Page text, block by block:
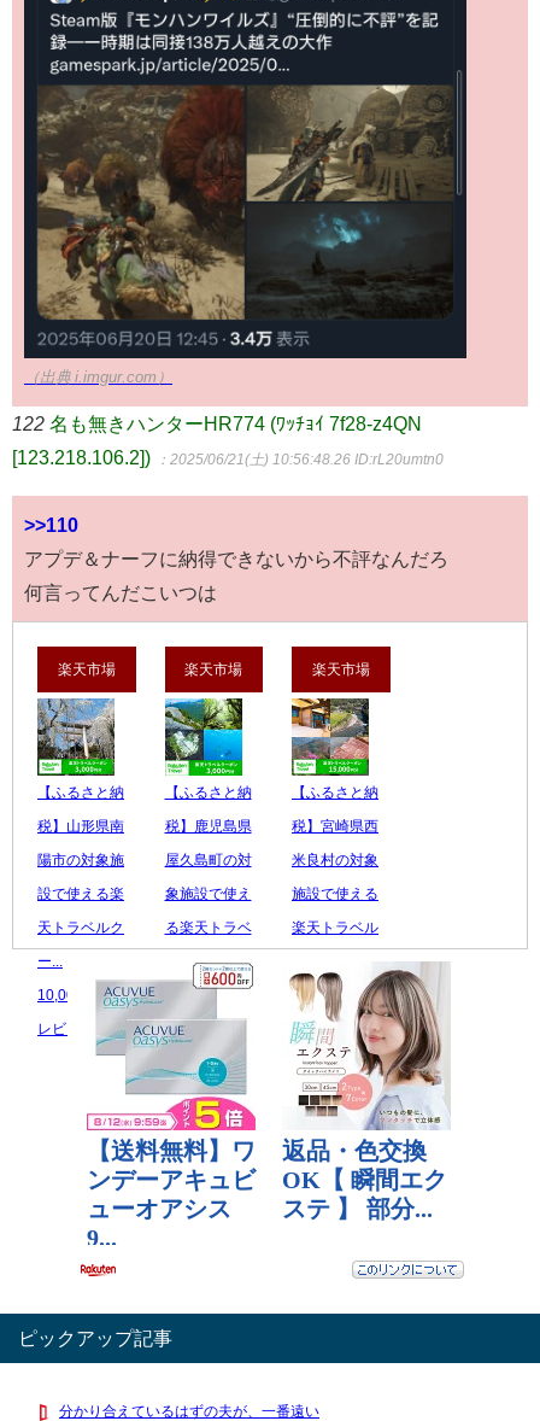
（出典 i.imgur.com）
122 名も無きハンターHR774 (ﾜｯﾁｮｲ 7f28-z4QN
[123.218.106.2])
：2025/06/21(土) 10:56:48.26 ID:rL20umtn0
>>110
アプデ＆ナーフに納得できないから不評なんだろ
何言ってんだこいつは
楽天市場
【ふるさと納
税】山形県南
陽市の対象施
設で使える楽
天トラベルク
ー...
10,000 円
レビュー数：0
楽天市場
【ふるさと納
税】鹿児島県
屋久島町の対
象施設で使え
る楽天トラベ
レビュー数：0
楽天市場
【ふるさと納
税】宮崎県西
米良村の対象
施設で使える
楽天トラベル
50,000 円
レビュー数：0
ピックアップ記事